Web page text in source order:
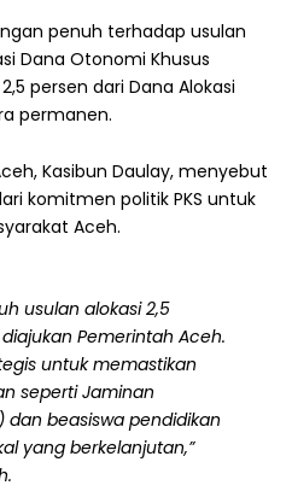
penuh terhadap usulan
Dana Otonomi Khusus
persen dari Dana Alokasi
permanen.
Kasibun Daulay, menyebut
komitmen politik PKS untuk
Aceh.
usulan alokasi 2,5
Pemerintah Aceh.
untuk memastikan
seperti Jaminan
dan beasiswa pendidikan
yang berkelanjutan,”